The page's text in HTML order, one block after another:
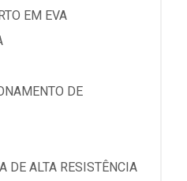
EM EVA
DE
DE ALTA RESISTÊNCIA